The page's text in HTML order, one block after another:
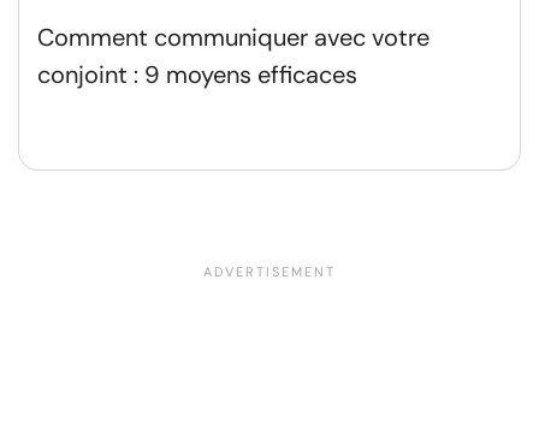
Comment communiquer avec votre
conjoint : 9 moyens efficaces